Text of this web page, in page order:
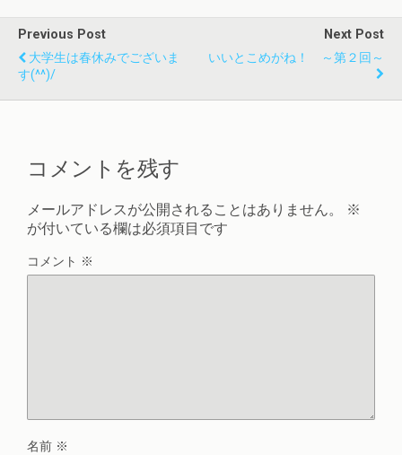
Previous Post
大学生は春休みでございま
す(^^)/
Next Post
いいとこめがね！ ～第２回～
コメントを残す
メールアドレスが公開されることはありません。
※
が付いている欄は必須項目です
コメント ※
名前 ※